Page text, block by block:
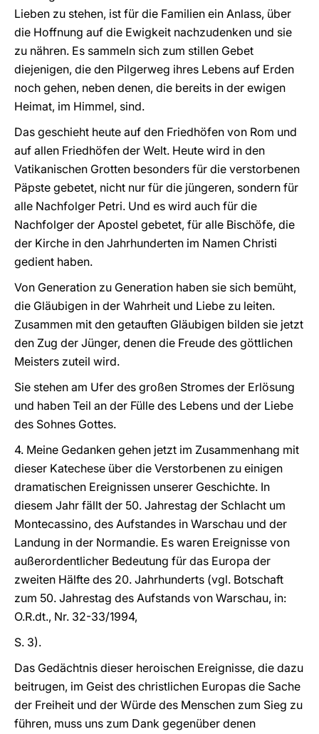
Lieben zu stehen, ist für die Familien ein Anlass, über
die Hoffnung auf die Ewigkeit nachzudenken und sie
zu nähren. Es sammeln sich zum stillen Gebet
diejenigen, die den Pilgerweg ihres Lebens auf Erden
noch gehen, neben denen, die bereits in der ewigen
Heimat, im Himmel, sind.
Das geschieht heute auf den Friedhöfen von Rom und
auf allen Friedhöfen der Welt. Heute wird in den
Vatikanischen Grotten besonders für die verstorbenen
Päpste gebetet, nicht nur für die jüngeren, sondern für
alle Nachfolger Petri. Und es wird auch für die
Nachfolger der Apostel gebetet, für alle Bischöfe, die
der Kirche in den Jahrhunderten im Namen Christi
gedient haben.
Von Generation zu Generation haben sie sich bemüht,
die Gläubigen in der Wahrheit und Liebe zu leiten.
Zusammen mit den getauften Gläubigen bilden sie jetzt
den Zug der Jünger, denen die Freude des göttlichen
Meisters zuteil wird.
Sie stehen am Ufer des großen Stromes der Erlösung
und haben Teil an der Fülle des Lebens und der Liebe
des Sohnes Gottes.
4. Meine Gedanken gehen jetzt im Zusammenhang mit
dieser Katechese über die Verstorbenen zu einigen
dramatischen Ereignissen unserer Geschichte. In
diesem Jahr fällt der 50. Jahrestag der Schlacht um
Montecassino, des Aufstandes in Warschau und der
Landung in der Normandie. Es waren Ereignisse von
außerordentlicher Bedeutung für das Europa der
zweiten Hälfte des 20. Jahrhunderts (vgl. Botschaft
zum 50. Jahrestag des Aufstands von Warschau, in:
O.R.dt., Nr. 32-33/1994,
S. 3).
Das Gedächtnis dieser heroischen Ereignisse, die dazu
beitrugen, im Geist des christlichen Europas die Sache
der Freiheit und der Würde des Menschen zum Sieg zu
führen, muss uns zum Dank gegenüber denen